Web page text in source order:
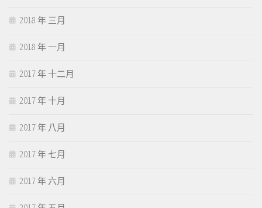
2018 年 三月
2018 年 一月
2017 年 十二月
2017 年 十月
2017 年 八月
2017 年 七月
2017 年 六月